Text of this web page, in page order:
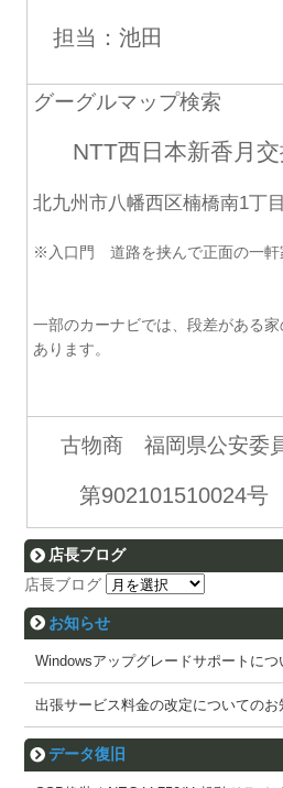
担当：池田
グーグルマップ検索
NTT西日本新香月
北九州市八幡西区楠橋南1丁
※入口門 道路を挟んで正面の一軒
一部のカーナビでは、段差がある
あります。
古物商 福岡県公安委
第902101510024号
店長ブログ
店長ブログ
お知らせ
Windowsアップグレードサポートにつ
出張サービス料金の改定についてのお
データ復旧